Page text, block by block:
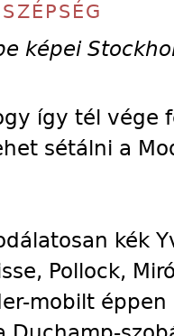
képei
így tél vége
sétálni a
kék
Pollock,
mobilt